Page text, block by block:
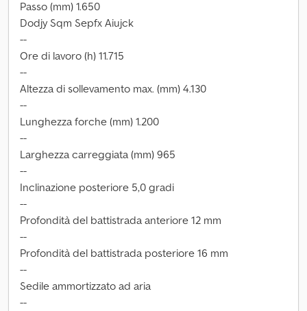
Passo (mm) 1.650
Dodjy Sqm Sepfx Aiujck
--
Ore di lavoro (h) 11.715
--
Altezza di sollevamento max. (mm) 4.130
--
Lunghezza forche (mm) 1.200
--
Larghezza carreggiata (mm) 965
--
Inclinazione posteriore 5,0 gradi
--
Profondità del battistrada anteriore 12 mm
--
Profondità del battistrada posteriore 16 mm
--
Sedile ammortizzato ad aria
--